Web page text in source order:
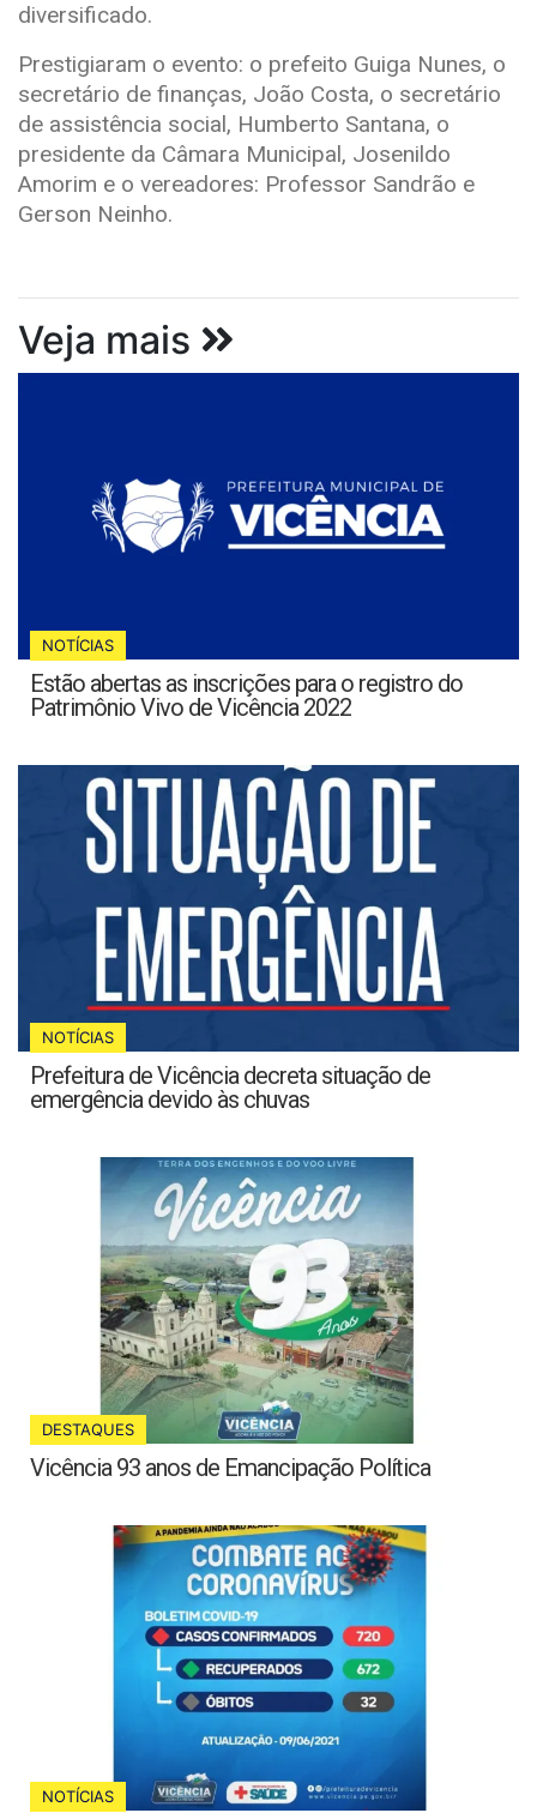
diversificado.
Prestigiaram o evento: o prefeito Guiga Nunes, o
secretário de finanças, João Costa, o secretário
de assistência social, Humberto Santana, o
presidente da Câmara Municipal, Josenildo
Amorim e o vereadores: Professor Sandrão e
Gerson Neinho.
Veja mais
NOTÍCIAS
Estão abertas as inscrições para o registro do
Patrimônio Vivo de Vicência 2022
NOTÍCIAS
Prefeitura de Vicência decreta situação de
emergência devido às chuvas
DESTAQUES
Vicência 93 anos de Emancipação Política
NOTÍCIAS